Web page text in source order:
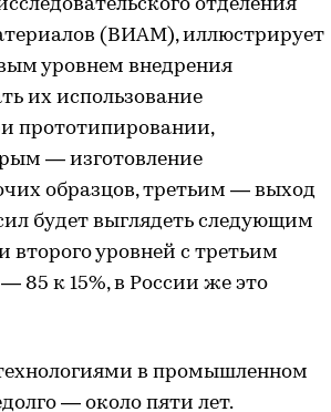
отделения
(ВИАМ), иллюстрирует
уровнем внедрения
их использование
прототипировании,
— изготовление
образцов, третьим — выход
будет выглядеть следующим
уровней с третьим
85 к 15%, в России же это
в промышленном
— около пяти лет.